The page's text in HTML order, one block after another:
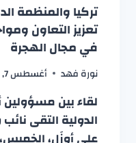
تركيا والمنظمة
تعزيز التعاون
في مجال الهجرة
نورة فهد أغسطس 7, 2026
لقاء بين
الدولية التقى
علي أوزَل،